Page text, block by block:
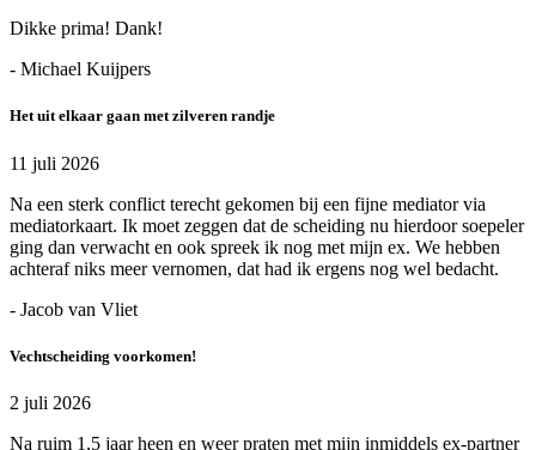
Dikke prima! Dank!
- Michael Kuijpers
Het uit elkaar gaan met zilveren randje
11 juli 2026
Na een sterk conflict terecht gekomen bij een fijne mediator via
mediatorkaart. Ik moet zeggen dat de scheiding nu hierdoor soepeler
ging dan verwacht en ook spreek ik nog met mijn ex. We hebben
achteraf niks meer vernomen, dat had ik ergens nog wel bedacht.
- Jacob van Vliet
Vechtscheiding voorkomen!
2 juli 2026
Na ruim 1,5 jaar heen en weer praten met mijn inmiddels ex-partner